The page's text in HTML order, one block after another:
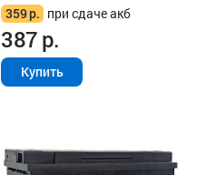
359р. при сдаче акб
387р.
Купить